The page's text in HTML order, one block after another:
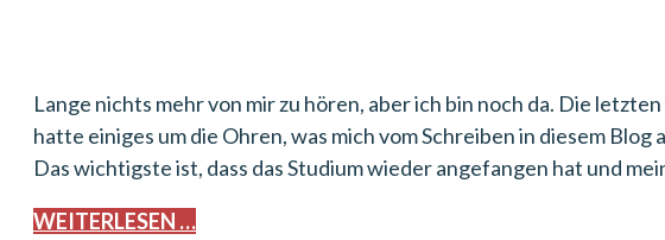
Lange nichts mehr von mir zu hören, aber ich bin noch da. Die
hatte einiges um die Ohren, was mich vom Schreiben in diesem
Das wichtigste ist, dass das Studium wieder angefangen hat und
WEITERLESEN …